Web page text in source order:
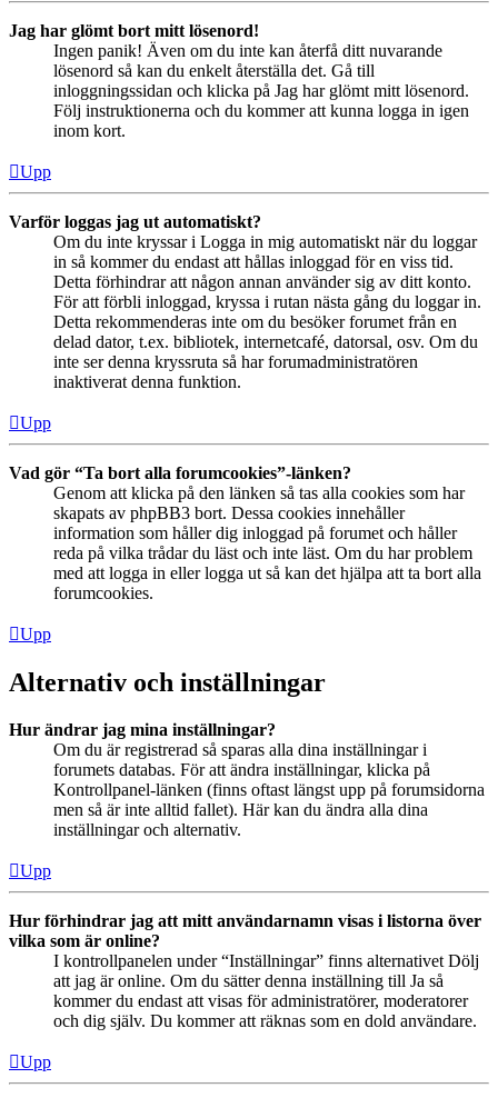
Jag har glömt bort mitt lösenord!
Ingen panik! Även om du inte kan återfå ditt nuvarande
lösenord så kan du enkelt återställa det. Gå till
inloggningssidan och klicka på Jag har glömt mitt lösenord.
Följ instruktionerna och du kommer att kunna logga in igen
inom kort.
Upp
Varför loggas jag ut automatiskt?
Om du inte kryssar i Logga in mig automatiskt när du loggar
in så kommer du endast att hållas inloggad för en viss tid.
Detta förhindrar att någon annan använder sig av ditt konto.
För att förbli inloggad, kryssa i rutan nästa gång du loggar in.
Detta rekommenderas inte om du besöker forumet från en
delad dator, t.ex. bibliotek, internetcafé, datorsal, osv. Om du
inte ser denna kryssruta så har forumadministratören
inaktiverat denna funktion.
Upp
Vad gör “Ta bort alla forumcookies”-länken?
Genom att klicka på den länken så tas alla cookies som har
skapats av phpBB3 bort. Dessa cookies innehåller
information som håller dig inloggad på forumet och håller
reda på vilka trådar du läst och inte läst. Om du har problem
med att logga in eller logga ut så kan det hjälpa att ta bort alla
forumcookies.
Upp
Alternativ och inställningar
Hur ändrar jag mina inställningar?
Om du är registrerad så sparas alla dina inställningar i
forumets databas. För att ändra inställningar, klicka på
Kontrollpanel-länken (finns oftast längst upp på forumsidorna
men så är inte alltid fallet). Här kan du ändra alla dina
inställningar och alternativ.
Upp
Hur förhindrar jag att mitt användarnamn visas i listorna över
vilka som är online?
I kontrollpanelen under “Inställningar” finns alternativet Dölj
att jag är online. Om du sätter denna inställning till Ja så
kommer du endast att visas för administratörer, moderatorer
och dig själv. Du kommer att räknas som en dold användare.
Upp